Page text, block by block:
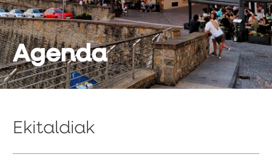
Agenda
Ekitaldiak